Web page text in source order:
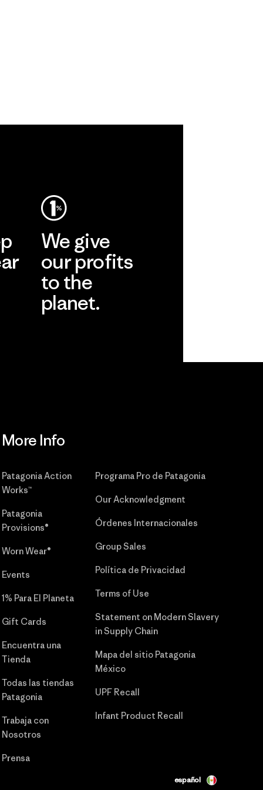
We give
our profits
to the
planet.
More Info
Patagonia Action
Works™
Patagonia
Provisions®
Worn Wear®
Events
1% Para El Planeta
Gift Cards
Encuentra una
Tienda
Todas las tiendas
Patagonia
Trabaja con
Nosotros
Prensa
Programa Pro de Patagonia
Our Acknowledgment
Órdenes Internacionales
Group Sales
Política de Privacidad
Terms of Use
Statement on Modern Slavery
in Supply Chain
Mapa del sitio Patagonia
México
UPF Recall
Infant Product Recall
español